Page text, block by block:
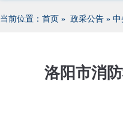
当前位置： 首页 » 政采公告 » 中
洛阳市消